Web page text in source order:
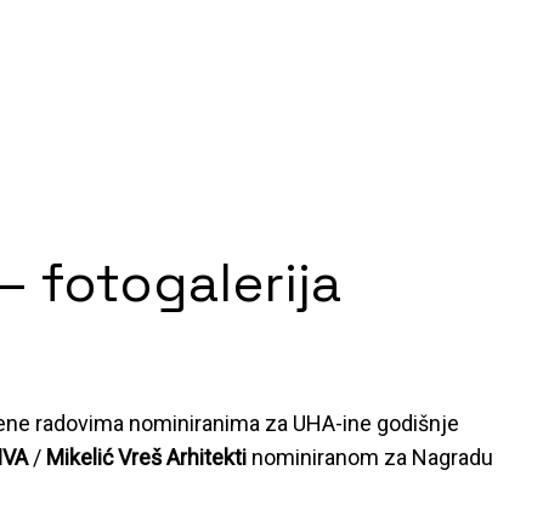
– fotogalerija
radovima nominiranima za UHA-ine godišnje
/ Mikelić Vreš Arhitekti nominiranom za Nagradu